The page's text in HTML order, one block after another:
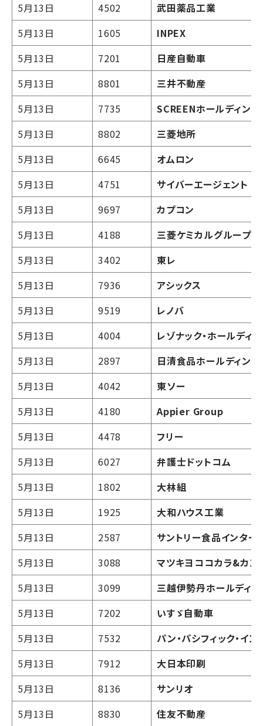
5月13日
4502
武田薬品工業
5月13日
1605
INPEX
5月13日
7201
日産自動車
5月13日
8801
三井不動産
5月13日
7735
SCREENホールディング
5月13日
8802
三菱地所
5月13日
6645
オムロン
5月13日
4751
サイバーエージェント
5月13日
9697
カプコン
5月13日
4188
三菱ケミカルグループ
5月13日
3402
東レ
5月13日
7936
アシックス
5月13日
9519
レノバ
5月13日
4004
レゾナック・ホールディ
5月13日
2897
日清食品ホールディング
5月13日
4042
東ソー
5月13日
4180
Appier Group
5月13日
4478
フリー
5月13日
6027
弁護士ドットコム
5月13日
1802
大林組
5月13日
1925
大和ハウス工業
5月13日
2587
サントリー食品インター
5月13日
3088
マツキヨココカラ&カン
5月13日
3099
三越伊勢丹ホールディ
5月13日
7202
いすゞ自動車
5月13日
7532
パン・パシフィック・イ
5月13日
7912
大日本印刷
5月13日
8136
サンリオ
5月13日
8830
住友不動産